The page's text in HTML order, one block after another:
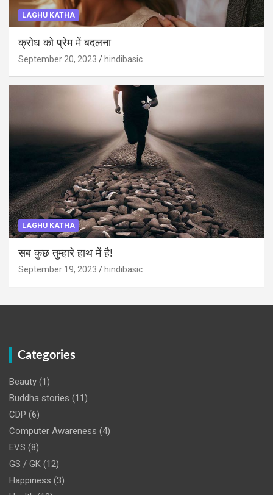
LAGHU KATHA
क्रोध को प्रेम में बदलना
September 20, 2023 hindibasic
LAGHU KATHA
सब कुछ तुम्हारे हाथ में है!
September 19, 2023 hindibasic
Categories
Beauty (1)
Buddha stories (11)
CDP (6)
Computer Awareness (4)
EVS (8)
GS / GK (12)
Happiness (3)